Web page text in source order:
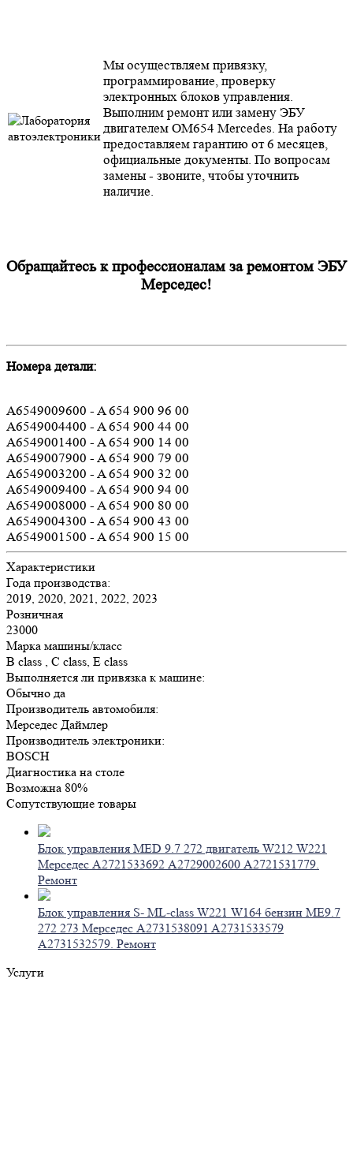
Мы осуществляем привязку,
программирование, проверку
электронных блоков управления.
Выполним ремонт или замену ЭБУ
двигателем OM654 Mercedes. На работу
предоставляем гарантию от 6 месяцев,
официальные документы. По вопросам
замены - звоните, чтобы уточнить
наличие.
Обращайтесь к профессионалам за ремонтом ЭБУ
Мерседес!
Номера детали:
A6549009600 - A 654 900 96 00
A6549004400 - A 654 900 44 00
A6549001400 - A 654 900 14 00
A6549007900 - A 654 900 79 00
A6549003200 - A 654 900 32 00
A6549009400 - A 654 900 94 00
A6549008000 - A 654 900 80 00
A6549004300 - A 654 900 43 00
A6549001500 - A 654 900 15 00
Характеристики
Года производства:
2019, 2020, 2021, 2022, 2023
Розничная
23000
Марка машины/класс
B class , C class, E class
Выполняется ли привязка к машине:
Обычно да
Производитель автомобиля:
Мерседес Даймлер
Производитель электроники:
BOSCH
Диагностика на столе
Возможна 80%
Сопутствующие товары
Блок управления MED 9.7 272 двигатель W212 W221
Мерседес A2721533692 А2729002600 A2721531779.
Ремонт
Блок управления S- ML-class W221 W164 бензин ME9.7
272 273 Мерседес A2731538091 A2731533579
A2731532579. Ремонт
Услуги